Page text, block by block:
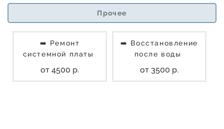
Прочее
➡️ Ремонт
системной платы
от 4500 р.
➡️ Восстановление
после воды
от 3500 р.